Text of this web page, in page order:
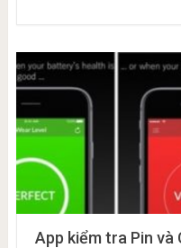
App kiểm tra Pin và